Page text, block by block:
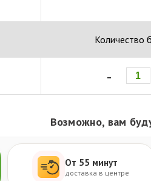
Количество
-
Возможно, вам
От 55 минут
доставка в центре